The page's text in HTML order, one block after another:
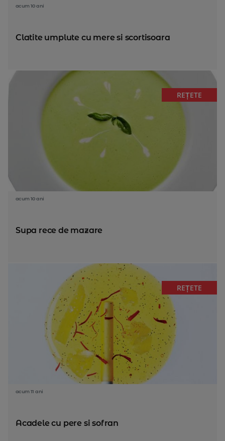
acum 10 ani
Clatite umplute cu mere si scortisoara
REȚETE
acum 10 ani
Supa rece de mazare
REȚETE
acum 11 ani
Acadele cu pere si sofran